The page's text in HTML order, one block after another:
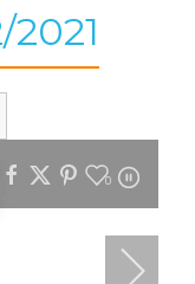
0